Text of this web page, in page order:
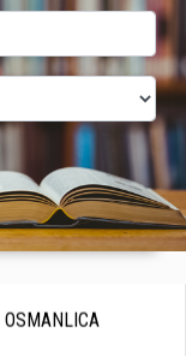
OSMANLICA